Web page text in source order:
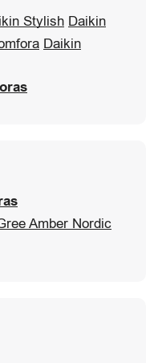
Stylish Daikin
Daikin
Amber Nordic